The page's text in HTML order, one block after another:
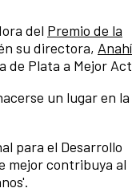
del Premio de la
su directora, Anahí
de Plata a Mejor
un lugar en la
para el Desarrollo
mejor contribuya al